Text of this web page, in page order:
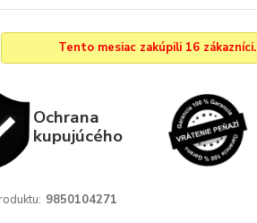
Tento mesiac zakúpili 16 zákazníci.
Ochrana
kupujúcého
9850104271